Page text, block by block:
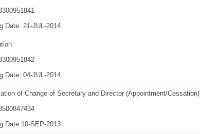
Date: 21-JUL-2014
Date: 04-JUL-2014
of Change of Secretary and Director (Appointment/Cessation)
Date:10-SEP-2013